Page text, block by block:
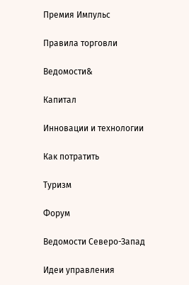
Премия Импульс
Правила торговли
Ведомости&
Капитал
Инновации и технологии
Как потратить
Туризм
Форум
Ведомости Северо-Запад
Идеи управления